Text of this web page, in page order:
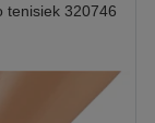
tenisiek 320746